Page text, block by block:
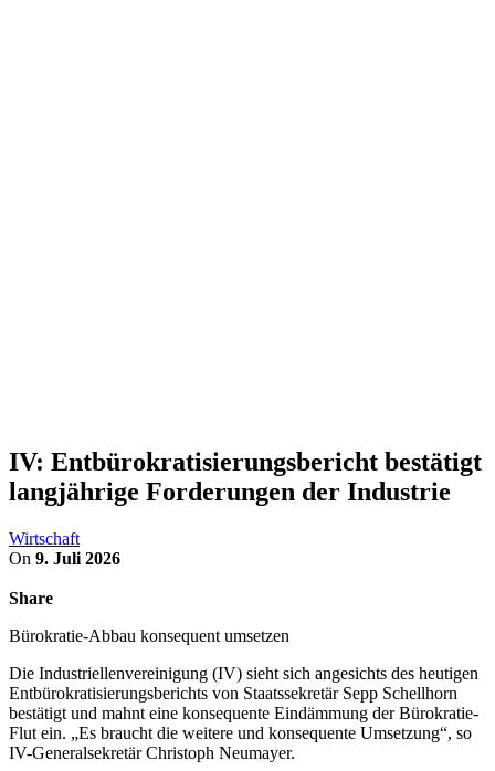
IV: Entbürokratisierungsbericht bestätigt
langjährige Forderungen der Industrie
Wirtschaft
On 9. Juli 2026
Share
Bürokratie-Abbau konsequent umsetzen
Die Industriellenvereinigung (IV) sieht sich angesichts des heutigen
Entbürokratisierungsberichts von Staatssekretär Sepp Schellhorn
bestätigt und mahnt eine konsequente Eindämmung der Bürokratie-
Flut ein. „Es braucht die weitere und konsequente Umsetzung“, so
IV-Generalsekretär Christoph Neumayer.